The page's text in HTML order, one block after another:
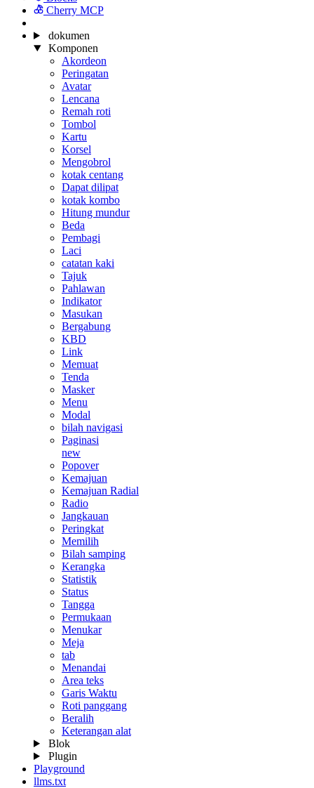
Cherry MCP
dokumen
Komponen
Akordeon
Peringatan
Avatar
Lencana
Remah roti
Tombol
Kartu
Korsel
Mengobrol
kotak centang
Dapat dilipat
kotak kombo
Hitung mundur
Beda
Pembagi
Laci
catatan kaki
Tajuk
Pahlawan
Indikator
Masukan
Bergabung
KBD
Link
Memuat
Tenda
Masker
Menu
Modal
bilah navigasi
Paginasi
new
Popover
Kemajuan
Kemajuan Radial
Radio
Jangkauan
Peringkat
Memilih
Bilah samping
Kerangka
Statistik
Status
Tangga
Permukaan
Menukar
Meja
tab
Menandai
Area teks
Garis Waktu
Roti panggang
Beralih
Keterangan alat
Blok
Plugin
Playground
llms.txt